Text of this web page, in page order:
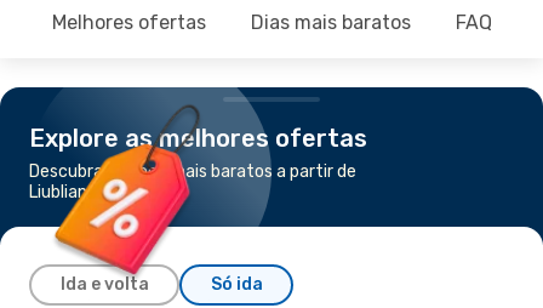
Melhores ofertas Dias mais baratos FAQ
Explore as melhores ofertas
Descubra os voos mais baratos a partir de
Liubliana para Split
Ida e volta Só ida